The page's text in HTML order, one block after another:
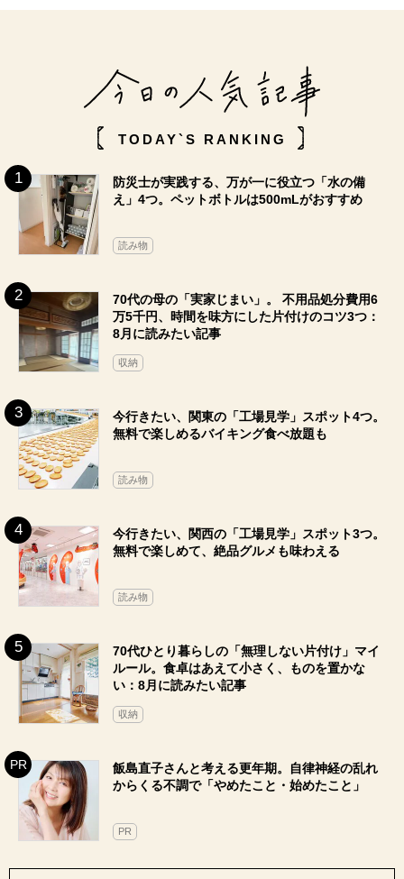
TODAY`S RANKING
防災士が実践する、万が一に役立つ「水の備
え」4つ。ペットボトルは500mLがおすすめ
読み物
70代の母の「実家じまい」。 不用品処分費用6
万5千円、時間を味方にした片付けのコツ3つ：
8月に読みたい記事
収納
今行きたい、関東の「工場見学」スポット4つ。
無料で楽しめるバイキング食べ放題も
読み物
今行きたい、関西の「工場見学」スポット3つ。
無料で楽しめて、絶品グルメも味わえる
読み物
70代ひとり暮らしの「無理しない片付け」マイ
ルール。食卓はあえて小さく、ものを置かな
い：8月に読みたい記事
収納
飯島直子さんと考える更年期。自律神経の乱れ
からくる不調で「やめたこと・始めたこと」
PR